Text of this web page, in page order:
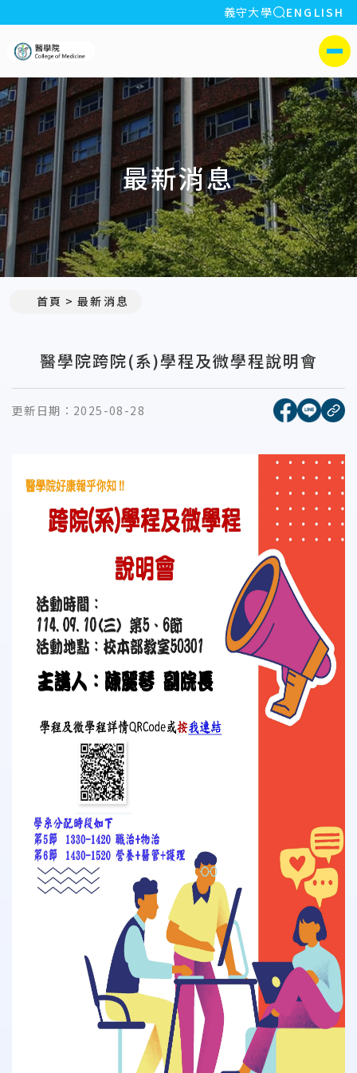
:::
義守大學 全站搜索
ENGLISH
側選單
最新消息
首頁 最新消息
醫學院跨院(系)學程及微學程說明會
更新日期： 2025-08-28 [另開新
[另開
複